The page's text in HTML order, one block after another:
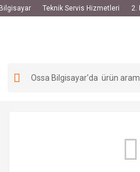
Teknik Servis Hizmetleri 2.